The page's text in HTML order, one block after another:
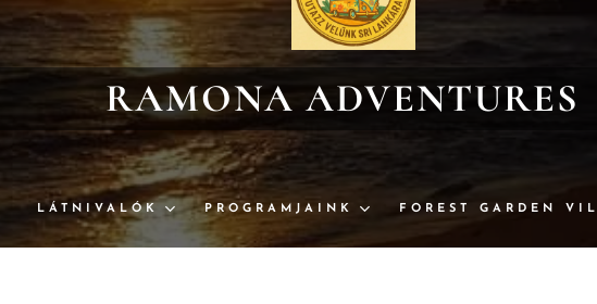
RAMONA
LÁTNIVALÓK PROGRAMJAINK FOREST GARDEN